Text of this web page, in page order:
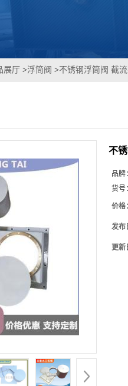
展厅 >浮筒阀 >不锈钢浮筒阀 截
不
品牌：
货号：
价格：
发布
更新